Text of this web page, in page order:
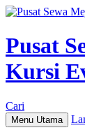
Pusat
Kursi
Cari
Menu Utama